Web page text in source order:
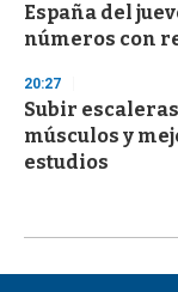
España del
números con
20:27
Subir
músculos y
estudios